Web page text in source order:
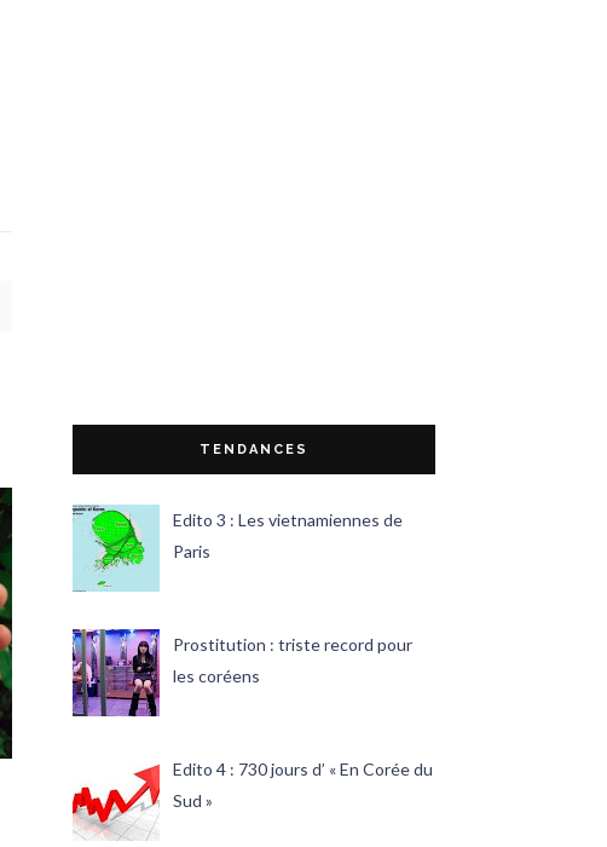
TENDANCES
Edito 3 : Les vietnamiennes de
Paris
Prostitution : triste record pour
les coréens
Edito 4 : 730 jours d’ « En Corée du
Sud »